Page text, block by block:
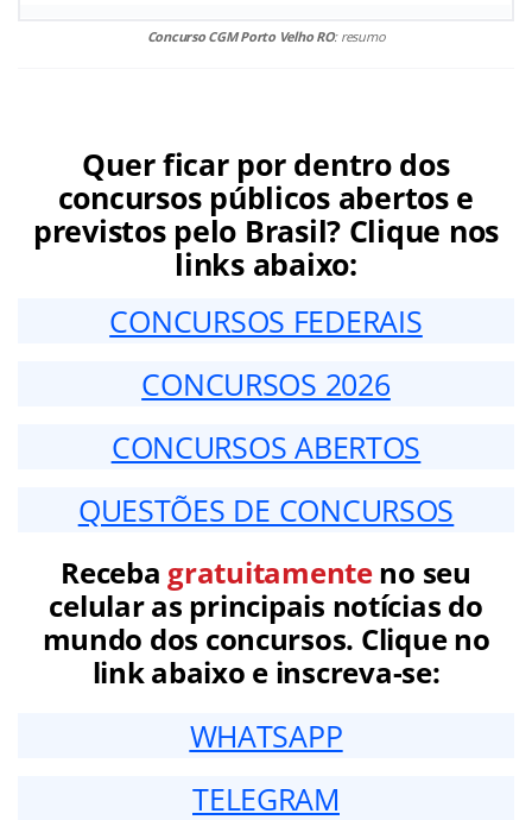
Concurso CGM Porto Velho RO: resumo
Quer ficar por dentro dos
concursos públicos abertos e
previstos pelo Brasil? Clique nos
links abaixo:
CONCURSOS FEDERAIS
CONCURSOS 2026
CONCURSOS ABERTOS
QUESTÕES DE CONCURSOS
Receba gratuitamenteno seu
celular as principais notícias do
mundo dos concursos. Clique no
link abaixo e inscreva-se:
WHATSAPP
TELEGRAM